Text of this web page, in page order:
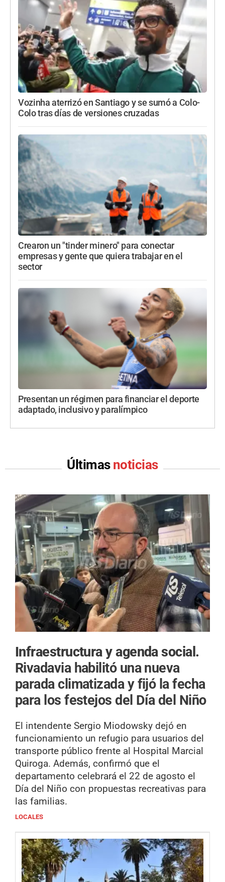
Vozinha aterrizó en Santiago y se sumó a Colo-
Colo tras días de versiones cruzadas
Crearon un "tinder minero" para conectar
empresas y gente que quiera trabajar en el
sector
Presentan un régimen para financiar el deporte
adaptado, inclusivo y paralímpico
Últimas noticias
Infraestructura y agenda social.
Rivadavia habilitó una nueva
parada climatizada y fijó la fecha
para los festejos del Día del Niño
El intendente Sergio Miodowsky dejó en
funcionamiento un refugio para usuarios del
transporte público frente al Hospital Marcial
Quiroga. Además, confirmó que el
departamento celebrará el 22 de agosto el
Día del Niño con propuestas recreativas para
las familias.
LOCALES